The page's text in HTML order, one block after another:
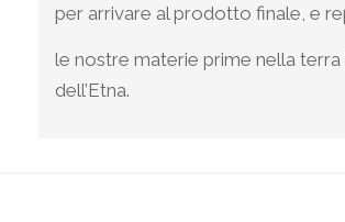
per arrivare al prodotto finale, e
le nostre materie prime nella terra
dell’Etna.